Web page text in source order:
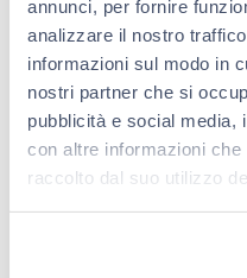
annunci, per fornire
analizzare il nostro
informazioni sul modo in
nostri partner che si
pubblicità e social media,
con altre informazioni
raccolto dal suo utilizzo